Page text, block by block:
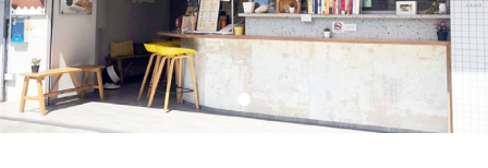
飲
-
Gojet
krtco